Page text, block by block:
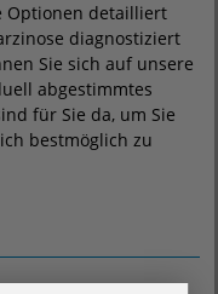
Optionen detailliert
diagnostiziert
Sie sich auf unsere
abgestimmtes
für Sie da, um Sie
bestmöglich zu